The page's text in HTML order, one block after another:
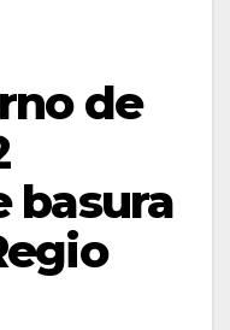
de
basura